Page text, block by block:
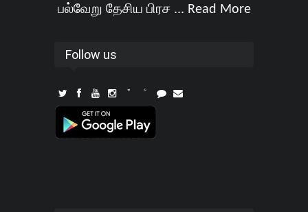
பல்வேறு தேசிய பிரச ... Read More
Follow us